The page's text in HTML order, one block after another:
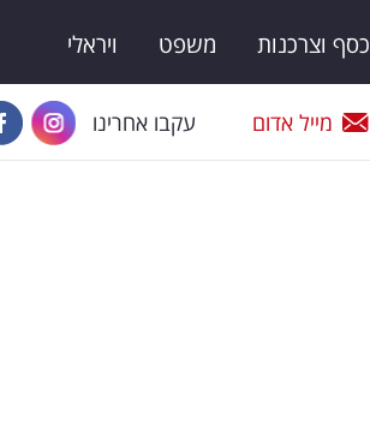
כסף וצרכנות משפט ויראלי
מייל אדום עקבו אחרינו